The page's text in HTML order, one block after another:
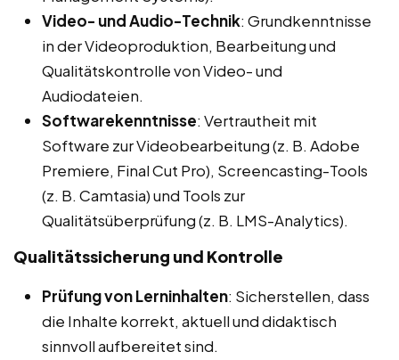
Video- und Audio-Technik: Grundkenntnisse
in der Videoproduktion, Bearbeitung und
Qualitätskontrolle von Video- und
Audiodateien.
Softwarekenntnisse: Vertrautheit mit
Software zur Videobearbeitung (z. B. Adobe
Premiere, Final Cut Pro), Screencasting-Tools
(z. B. Camtasia) und Tools zur
Qualitätsüberprüfung (z. B. LMS-Analytics).
Qualitätssicherung und Kontrolle
Prüfung von Lerninhalten: Sicherstellen, dass
die Inhalte korrekt, aktuell und didaktisch
sinnvoll aufbereitet sind.